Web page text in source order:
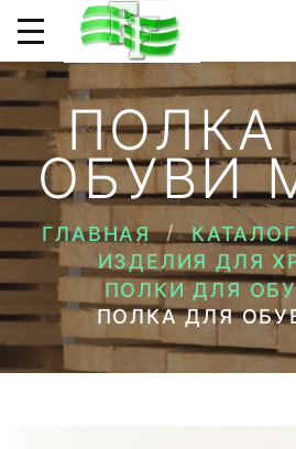
ПОЛКА
ОБУВИ
ГЛАВНАЯ
ИЗДЕЛИЯ ДЛЯ
ПОЛКИ ДЛЯ
ПОЛКА ДЛЯ